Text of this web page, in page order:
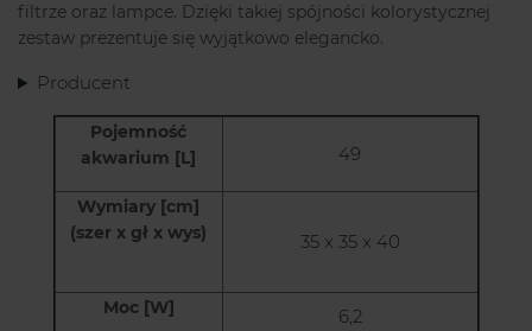
filtrze oraz lampce. Dzięki takiej spójności kolorystycznej
zestaw prezentuje się wyjątkowo elegancko.
Producent
Pojemność
akwarium [L]
49
Wymiary [cm]
(szer x gł x wys)
35 x 35 x 40
Moc [W] 6,2